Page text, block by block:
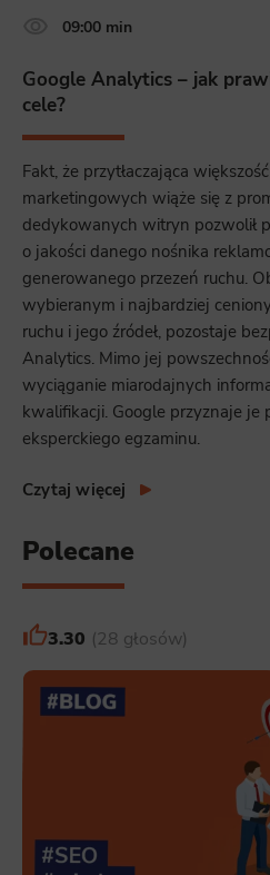
09:00 min
Google Analytics – jak
cele?
Fakt, że przytłaczająca
marketingowych wiąże się z
dedykowanych witryn pozwolił
o jakości danego nośnika
generowanego przezeń ruchu.
wybieranym i najbardziej
ruchu i jego źródeł, pozostaje
Analytics. Mimo jej
wyciąganie miarodajnych
kwalifikacji. Google przyznaje je
eksperckiego egzaminu.
Czytaj więcej
Polecane
3.30 28 głosów